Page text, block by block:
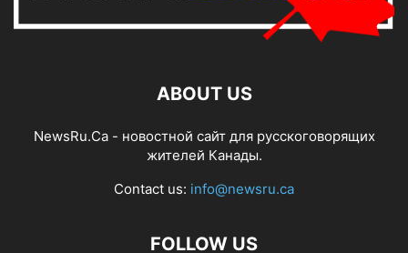
ABOUT US
NewsRu.Ca - новостной сайт для русскоговорящих
жителей Канады.
Contact us: info@newsru.ca
FOLLOW US